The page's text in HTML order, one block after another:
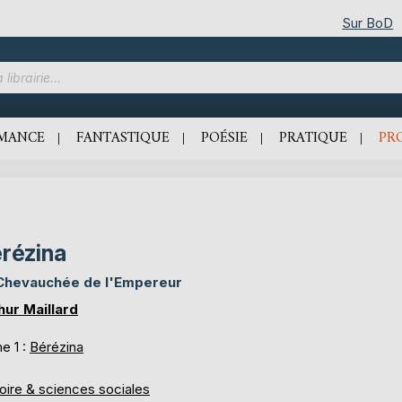
Sur BoD
FANTASTIQUE POÉSIE PRATIQUE
de l'Empereur
Maillard
1 : Bérézina
& sciences sociales